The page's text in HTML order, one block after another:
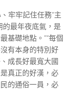
牢牢記住任務”主
的最年夜底氣，是
基礎地點。”“每個
有本身的特別好
成長好最寬大國
真正的好漢，必
的通俗一員，必